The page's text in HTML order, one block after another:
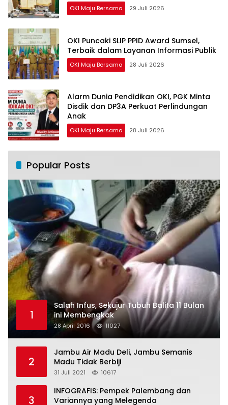
OKI Maju Bersama 29 Juli 2026
OKI Puncaki SLIP PPID Award Sumsel,
Terbaik dalam Layanan Informasi Publik
OKI Maju Bersama 28 Juli 2026
Alarm Dunia Pendidikan OKI, PGK Minta
Disdik dan DP3A Perkuat Perlindungan
Anak
OKI Maju Bersama 28 Juli 2026
Popular Posts
1
Salah Infus, Sekujur Tubuh Balita 11 Bulan
ini Membengkak
28 April 2016 11027
2
Jambu Air Madu Deli, Jambu Semanis
Madu Tidak Berbiji
31 Juli 2021 10617
3
INFOGRAFIS: Pempek Palembang dan
Variannya yang Melegenda